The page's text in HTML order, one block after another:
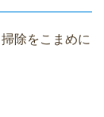
除をこまめに